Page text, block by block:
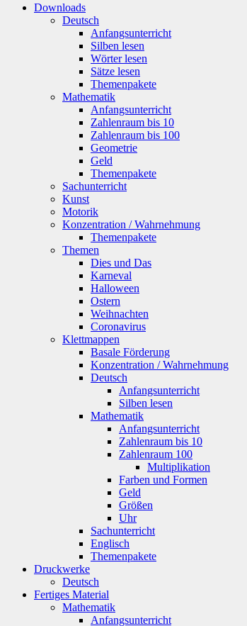
Downloads
Deutsch
Anfangsunterricht
Silben lesen
Wörter lesen
Sätze lesen
Themenpakete
Mathematik
Anfangsunterricht
Zahlenraum bis 10
Zahlenraum bis 100
Geometrie
Geld
Themenpakete
Sachunterricht
Kunst
Motorik
Konzentration / Wahrnehmung
Themenpakete
Themen
Dies und Das
Karneval
Halloween
Ostern
Weihnachten
Coronavirus
Klettmappen
Basale Förderung
Konzentration / Wahrnehmung
Deutsch
Anfangsunterricht
Silben lesen
Mathematik
Anfangsunterricht
Zahlenraum bis 10
Zahlenraum 100
Multiplikation
Farben und Formen
Geld
Größen
Uhr
Sachunterricht
Englisch
Themenpakete
Druckwerke
Deutsch
Fertiges Material
Mathematik
Anfangsunterricht